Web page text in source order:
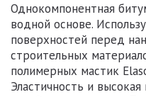
Однокомпонентная
водной основе.
поверхностей перед
строительных
полимерных мастик
Эластичность и высокая